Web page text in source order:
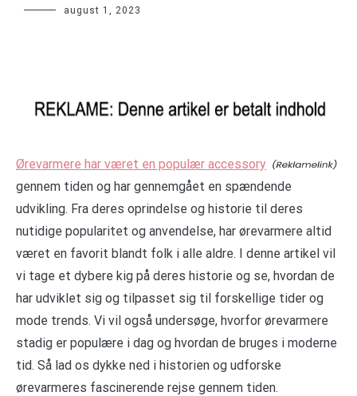
august 1, 2023
Ørevarmere har været en populær accessory
gennem tiden og har gennemgået en spændende
udvikling. Fra deres oprindelse og historie til deres
nutidige popularitet og anvendelse, har ørevarmere altid
været en favorit blandt folk i alle aldre. I denne artikel vil
vi tage et dybere kig på deres historie og se, hvordan de
har udviklet sig og tilpasset sig til forskellige tider og
mode trends. Vi vil også undersøge, hvorfor ørevarmere
stadig er populære i dag og hvordan de bruges i moderne
tid. Så lad os dykke ned i historien og udforske
ørevarmeres fascinerende rejse gennem tiden.